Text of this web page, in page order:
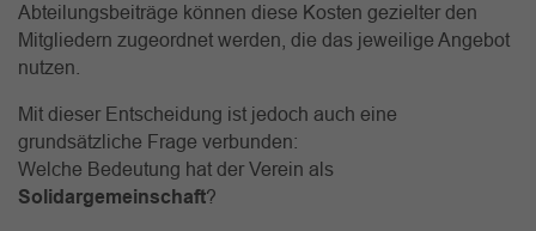
Abteilungsbeiträge können diese Kosten gezielter den
Mitgliedern zugeordnet werden, die das jeweilige Angebot
nutzen.
Mit dieser Entscheidung ist jedoch auch eine
grundsätzliche Frage verbunden:
Welche Bedeutung hat der Verein als
Solidargemeinschaft?